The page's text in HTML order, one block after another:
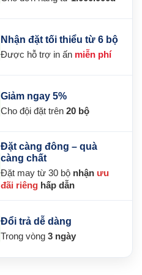
Nhận đặt tối thiểu từ 6 bộ
Được hỗ trợ in ấn miễn phí
Giảm ngay 5%
Cho đội đặt trên 20 bộ
Đặt càng đông – quà
càng chất
Đặt may từ 30 bộ nhận ưu
đãi riêng hấp dẫn
Đổi trả dễ dàng
Trong vòng 3 ngày